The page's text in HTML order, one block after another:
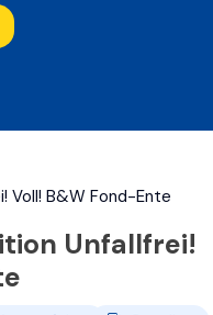
Voll! B&W Fond-Ente
Unfallfrei!